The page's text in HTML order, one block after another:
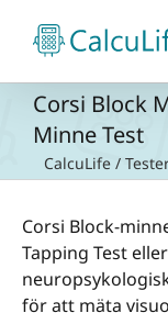
innehållet
Corsi Block
Minne Test
CalcuLife /
Corsi Block-
Tapping Test
för att mäta